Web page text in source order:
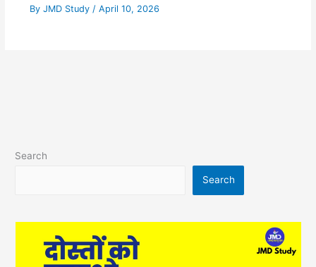
By JMD Study / April 10, 2026
Search
Search